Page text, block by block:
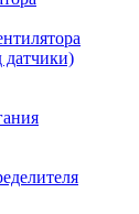
датчики)